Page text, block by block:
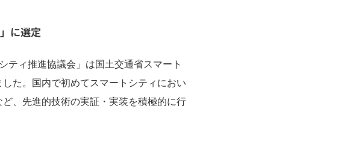
に選定
ィ推進協議会」は国土交通省スマート
た。国内で初めてスマートシティにおい
、先進的技術の実証・実装を積極的に行